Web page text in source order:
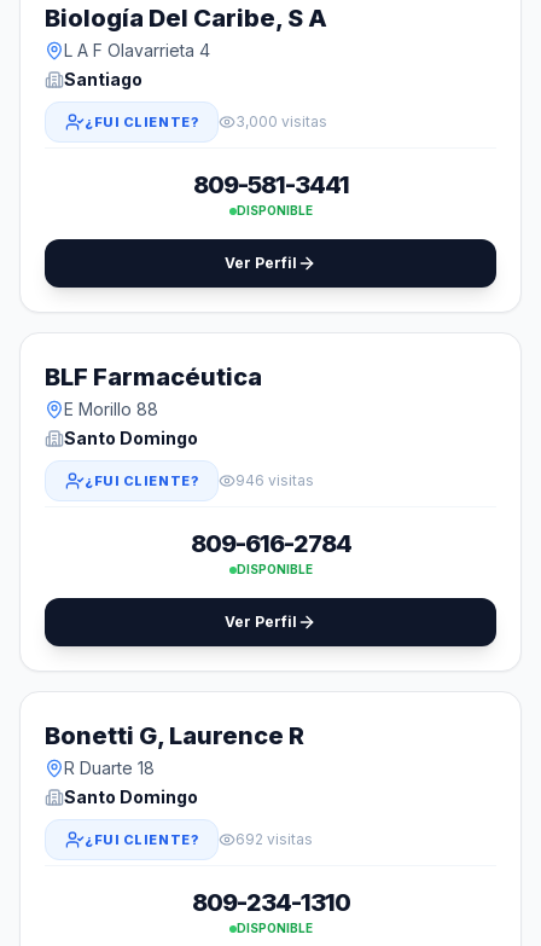
Biología Del Caribe, S A
L A F Olavarrieta 4
Santiago
¿FUI CLIENTE? 3,000 visitas
809-581-3441
DISPONIBLE
Ver Perfil
BLF Farmacéutica
E Morillo 88
Santo Domingo
¿FUI CLIENTE? 946 visitas
809-616-2784
DISPONIBLE
Ver Perfil
Bonetti G, Laurence R
R Duarte 18
Santo Domingo
¿FUI CLIENTE? 692 visitas
809-234-1310
DISPONIBLE